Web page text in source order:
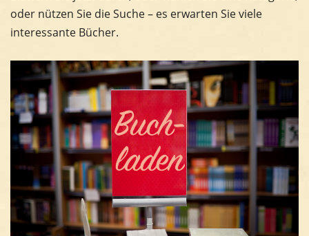
oder nützen Sie die Suche – es erwarten Sie viele
interessante Bücher.